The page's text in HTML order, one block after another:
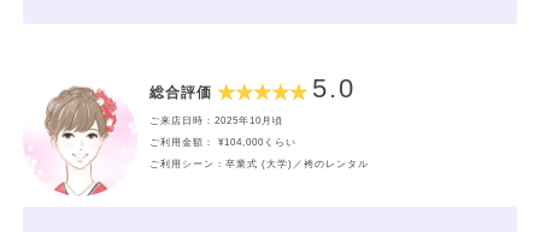
総合評価 5.0
ご来店日時：2025年10月頃
ご利用金額： ¥104,000くらい
ご利用シーン：卒業式 (大学)／袴のレンタル